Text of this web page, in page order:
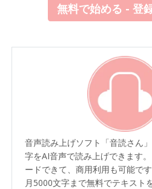
無料で始める - 登
音声読み上げソフト「音読さん
字をAI音声で読み上げできます
ードできて、商用利用も可能で
月5000文字まで無料でテキスト